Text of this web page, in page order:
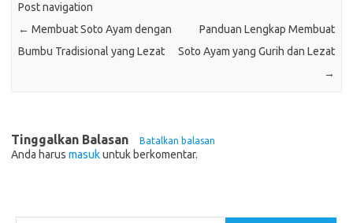
Post navigation
← Membuat Soto Ayam dengan
Bumbu Tradisional yang Lezat
Panduan Lengkap Membuat
Soto Ayam yang Gurih dan Lezat
→
Tinggalkan Balasan Batalkan balasan
Anda harus masukuntuk berkomentar.